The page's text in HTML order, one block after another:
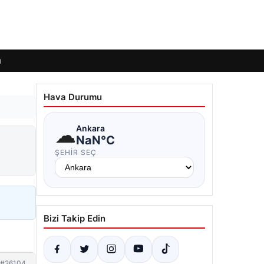
Hava Durumu
☁Ankara
NaN°C
ŞEHIR SEÇ
Bizi Takip Edin